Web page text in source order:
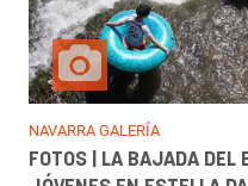
NAVARRA GALERÍA
FOTOS | LA BAJADA DEL